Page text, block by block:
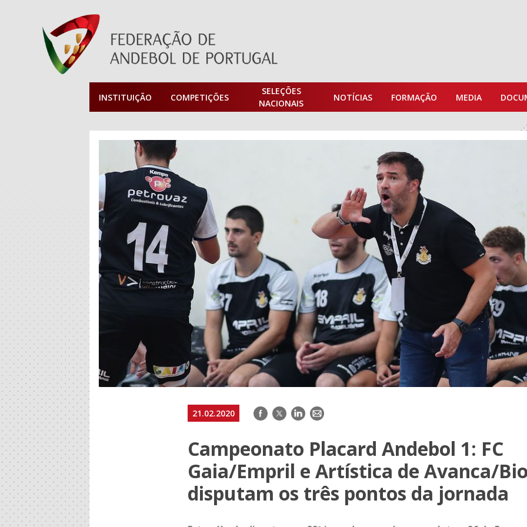
INSTITUIÇÃO COMPETIÇÕES
SELEÇÕES
NACIONAIS
NOTÍCIAS FORMAÇÃO MEDIA
21.02.2020 Facebook
TwitterLinkedIn
E-
Campeonato Placard Andebol 1: FC
Gaia/Empril e Artística de Avanca/
disputam os três pontos da jornada